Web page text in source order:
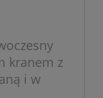
kranem z
i w